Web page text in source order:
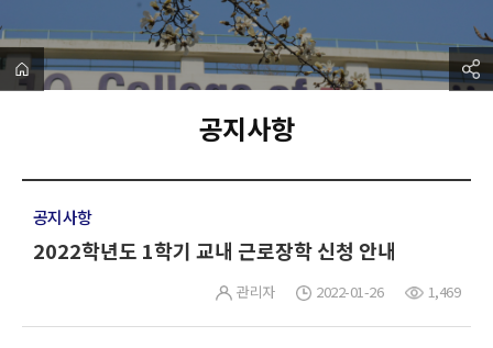
공지사항
공지사항
2022학년도 1학기 교내 근로장학 신청 안내
관리자 2022-01-26 1,469